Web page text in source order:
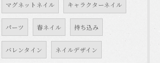
マグネットネイル キャラクターネイル
パーツ 春ネイル 持ち込み
バレンタイン ネイルデザイン